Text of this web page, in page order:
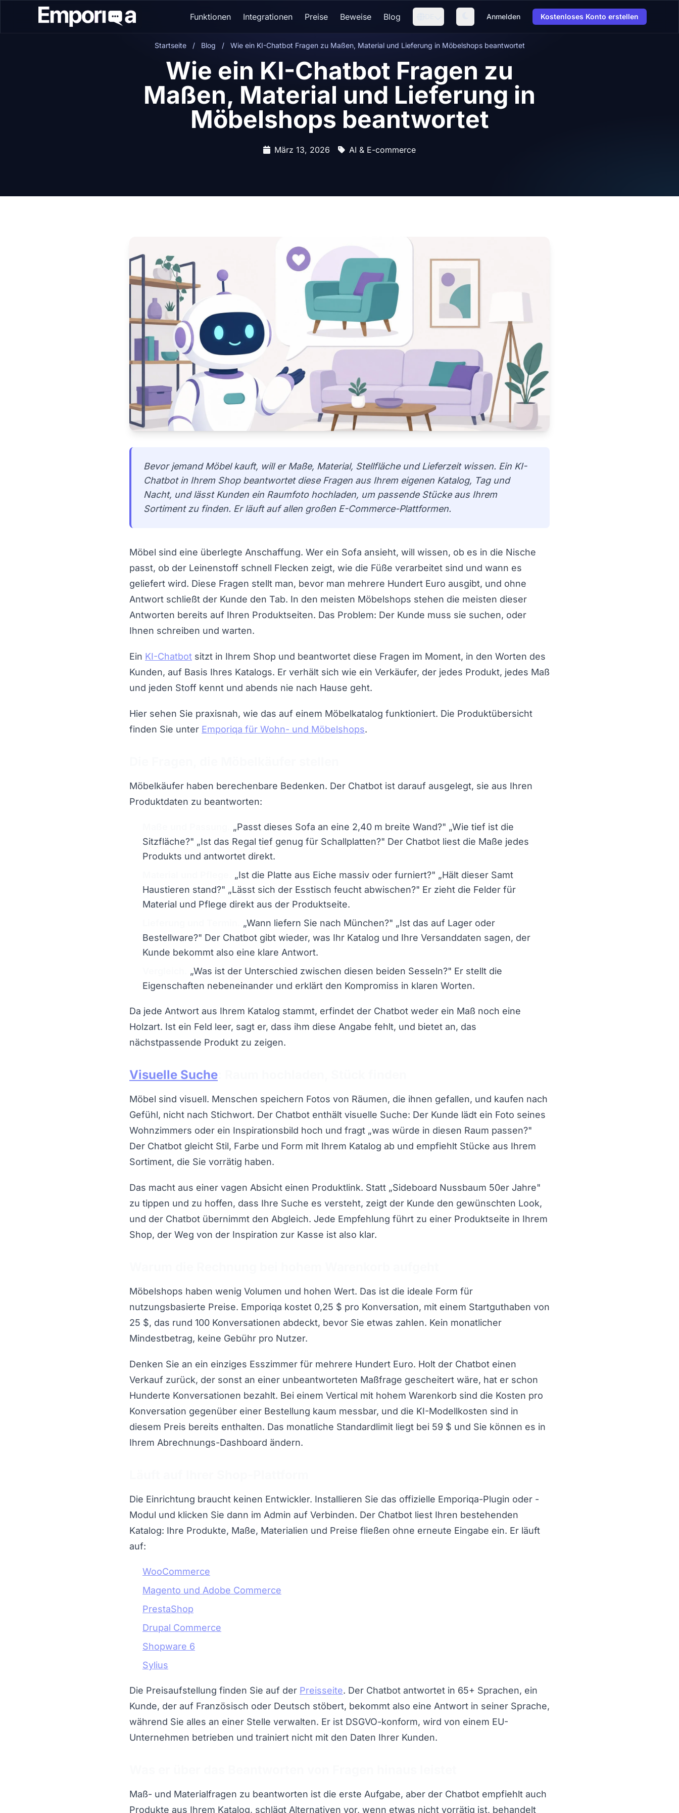
Funktionen Integrationen Preise Beweise Blog Anmelden Kostenloses Konto erstellen
Startseite / Blog / Wie ein KI-Chatbot Fragen zu Maßen, Material und Lieferung in Möbelshops beantwortet
Wie ein KI-Chatbot Fragen zu
Maßen, Material und Lieferung in
Möbelshops beantwortet
März 13, 2026 AI & E-commerce
Bevor jemand Möbel kauft, will er Maße, Material, Stellfläche und Lieferzeit wissen. Ein KI-
Chatbot in Ihrem Shop beantwortet diese Fragen aus Ihrem eigenen Katalog, Tag und
Nacht, und lässt Kunden ein Raumfoto hochladen, um passende Stücke aus Ihrem
Sortiment zu finden. Er läuft auf allen großen E-Commerce-Plattformen.
Möbel sind eine überlegte Anschaffung. Wer ein Sofa ansieht, will wissen, ob es in die Nische
passt, ob der Leinenstoff schnell Flecken zeigt, wie die Füße verarbeitet sind und wann es
geliefert wird. Diese Fragen stellt man, bevor man mehrere Hundert Euro ausgibt, und ohne
Antwort schließt der Kunde den Tab. In den meisten Möbelshops stehen die meisten dieser
Antworten bereits auf Ihren Produktseiten. Das Problem: Der Kunde muss sie suchen, oder
Ihnen schreiben und warten.
Ein KI-Chatbot sitzt in Ihrem Shop und beantwortet diese Fragen im Moment, in den Worten des
Kunden, auf Basis Ihres Katalogs. Er verhält sich wie ein Verkäufer, der jedes Produkt, jedes Maß
und jeden Stoff kennt und abends nie nach Hause geht.
Hier sehen Sie praxisnah, wie das auf einem Möbelkatalog funktioniert. Die Produktübersicht
finden Sie unter Emporiqa für Wohn- und Möbelshops.
Möbelkäufer haben berechenbare Bedenken. Der Chatbot ist darauf ausgelegt, sie aus Ihren
Produktdaten zu beantworten:
„Passt dieses Sofa an eine 2,40 m breite Wand?" „Wie tief ist die
Sitzfläche?" „Ist das Regal tief genug für Schallplatten?" Der Chatbot liest die Maße jedes
Produkts und antwortet direkt.
„Ist die Platte aus Eiche massiv oder furniert?" „Hält dieser Samt
Haustieren stand?" „Lässt sich der Esstisch feucht abwischen?" Er zieht die Felder für
Material und Pflege direkt aus der Produktseite.
„Wann liefern Sie nach München?" „Ist das auf Lager oder
Bestellware?" Der Chatbot gibt wieder, was Ihr Katalog und Ihre Versanddaten sagen, der
Kunde bekommt also eine klare Antwort.
„Was ist der Unterschied zwischen diesen beiden Sesseln?" Er stellt die
Eigenschaften nebeneinander und erklärt den Kompromiss in klaren Worten.
Da jede Antwort aus Ihrem Katalog stammt, erfindet der Chatbot weder ein Maß noch eine
Holzart. Ist ein Feld leer, sagt er, dass ihm diese Angabe fehlt, und bietet an, das
nächstpassende Produkt zu zeigen.
Visuelle Suche
Möbel sind visuell. Menschen speichern Fotos von Räumen, die ihnen gefallen, und kaufen nach
Gefühl, nicht nach Stichwort. Der Chatbot enthält visuelle Suche: Der Kunde lädt ein Foto seines
Wohnzimmers oder ein Inspirationsbild hoch und fragt „was würde in diesen Raum passen?"
Der Chatbot gleicht Stil, Farbe und Form mit Ihrem Katalog ab und empfiehlt Stücke aus Ihrem
Sortiment, die Sie vorrätig haben.
Das macht aus einer vagen Absicht einen Produktlink. Statt „Sideboard Nussbaum 50er Jahre"
zu tippen und zu hoffen, dass Ihre Suche es versteht, zeigt der Kunde den gewünschten Look,
und der Chatbot übernimmt den Abgleich. Jede Empfehlung führt zu einer Produktseite in Ihrem
Shop, der Weg von der Inspiration zur Kasse ist also klar.
Möbelshops haben wenig Volumen und hohen Wert. Das ist die ideale Form für
nutzungsbasierte Preise. Emporiqa kostet 0,25 $ pro Konversation, mit einem Startguthaben von
25 $, das rund 100 Konversationen abdeckt, bevor Sie etwas zahlen. Kein monatlicher
Mindestbetrag, keine Gebühr pro Nutzer.
Denken Sie an ein einziges Esszimmer für mehrere Hundert Euro. Holt der Chatbot einen
Verkauf zurück, der sonst an einer unbeantworteten Maßfrage gescheitert wäre, hat er schon
Hunderte Konversationen bezahlt. Bei einem Vertical mit hohem Warenkorb sind die Kosten pro
Konversation gegenüber einer Bestellung kaum messbar, und die KI-Modellkosten sind in
diesem Preis bereits enthalten. Das monatliche Standardlimit liegt bei 59 $ und Sie können es in
Ihrem Abrechnungs-Dashboard ändern.
Die Einrichtung braucht keinen Entwickler. Installieren Sie das offizielle Emporiqa-Plugin oder -
Modul und klicken Sie dann im Admin auf Verbinden. Der Chatbot liest Ihren bestehenden
Katalog: Ihre Produkte, Maße, Materialien und Preise fließen ohne erneute Eingabe ein. Er läuft
auf:
WooCommerce
Magento und Adobe Commerce
PrestaShop
Drupal Commerce
Shopware 6
Sylius
Die Preisaufstellung finden Sie auf der Preisseite. Der Chatbot antwortet in 65+ Sprachen, ein
Kunde, der auf Französisch oder Deutsch stöbert, bekommt also eine Antwort in seiner Sprache,
während Sie alles an einer Stelle verwalten. Er ist DSGVO-konform, wird von einem EU-
Unternehmen betrieben und trainiert nicht mit den Daten Ihrer Kunden.
Maß- und Materialfragen zu beantworten ist die erste Aufgabe, aber der Chatbot empfiehlt auch
Produkte aus Ihrem Katalog, schlägt Alternativen vor, wenn etwas nicht vorrätig ist, behandelt